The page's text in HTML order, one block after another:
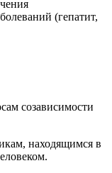
(гепатит,
созависимости
находящимся в